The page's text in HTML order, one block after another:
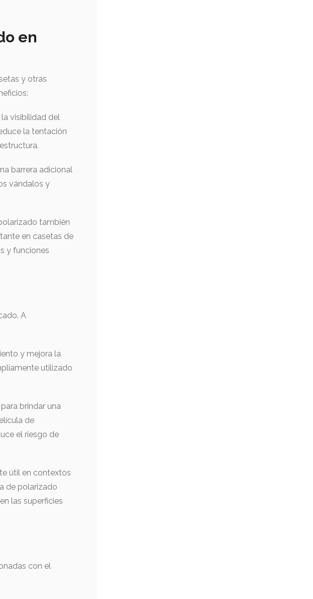
en
y otras
visibilidad del
la tentación
barrera adicional
vándalos y
también
en casetas de
y funciones
A
y mejora la
utilizado
brindar una
de
el riesgo de
útil en contextos
de polarizado
las superficies
con el